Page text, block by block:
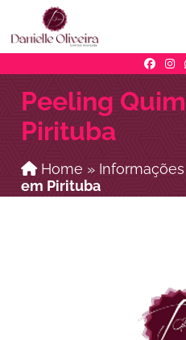
Peeling
Pirituba
Home » Informações
em Pirituba